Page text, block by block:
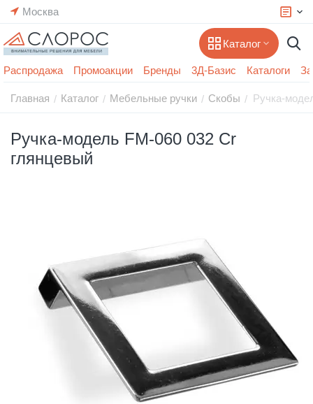
Москва
Каталог
Распродажа Промоакции Бренды 3Д-Базис Каталоги
Главная / Каталог / Мебельные ручки / Скобы / Ручка-
Ручка-модель FM-060 032 Cr
глянцевый